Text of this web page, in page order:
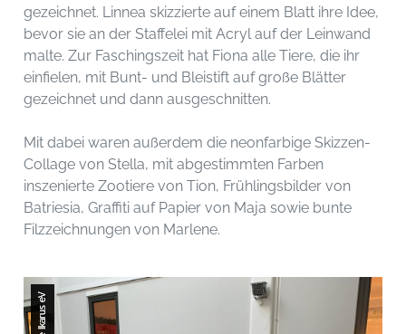
gezeichnet. Linnea skizzierte auf einem Blatt ihre Idee,
bevor sie an der Staffelei mit Acryl auf der Leinwand
malte. Zur Faschingszeit hat Fiona alle Tiere, die ihr
einfielen, mit Bunt- und Bleistift auf große Blätter
gezeichnet und dann ausgeschnitten.
Mit dabei waren außerdem die neonfarbige Skizzen-
Collage von Stella, mit abgestimmten Farben
inszenierte Zootiere von Tion, Frühlingsbilder von
Batriesia, Graffiti auf Papier von Maja sowie bunte
Filzzeichnungen von Marlene.